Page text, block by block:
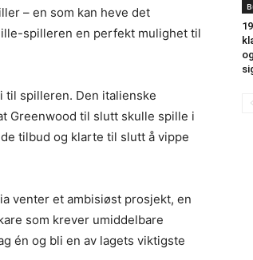
– en som kan heve det
spilleren en perfekt mulighet til
til spilleren. Den italienske
Greenwood til slutt skulle spille i
tilbud og klarte til slutt å vippe
venter et ambisiøst prosjekt, en
som krever umiddelbare
én og bli en av lagets viktigste